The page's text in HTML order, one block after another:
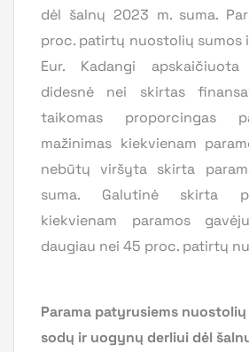
dėl šalnų 2023 m. suma.
proc. patirtų nuostolių sumos
Eur. Kadangi
didesnė nei skirtas
taikomas proporcingas
mažinimas kiekvienam
nebūtų viršyta skirta
suma. Galutinė skirta
kiekvienam paramos
daugiau nei 45 proc. patirtų
Parama patyrusiems
sodų ir uogynų derliui dėl